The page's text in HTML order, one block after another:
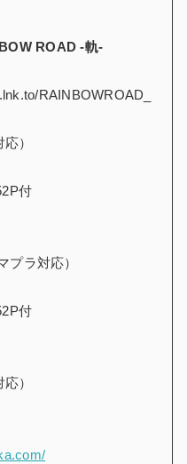
ROAD -軌-
RAINBOWROAD_
）
付
プラ対応）
付
）